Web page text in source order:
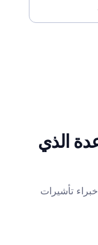
الذي
تأشيرات